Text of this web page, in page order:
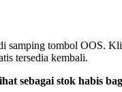
tombol OOS.
tersedia kembali.
sebagai stok habis